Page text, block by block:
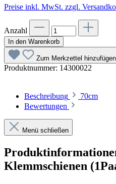
Preise inkl. MwSt. zzgl.
Anzahl
In den Warenkorb
Zum Merkzettel hinzufügen
Produktnummer: 14300022
Beschreibung
70cm
Bewertungen
Menü schließen
Klemmschienen